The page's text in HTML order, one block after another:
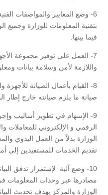
6- وضع المعايير والمواصفات
بتقنية المعلومات للوزارة وجميع
فيما بينها.
7- العمل على توفير مجموعة
واللازمة لأمن وسلامة بيانات
8- القيام بأعمال الصيانة
صيانة ما يلزم صيانته خارج إطار
9- الإسهام في تطوير أساليب
الرقمي و الإلكتروني للمعاملات
الوزارة بدلاً من العمل اليدوي
تقديم الخدمات للمستفيدين إلى
10- وضع آلية لإستمرار تدفق
مصادرها عبر وحدات المعلومات
الوزارة والمركز بهدف تحديث